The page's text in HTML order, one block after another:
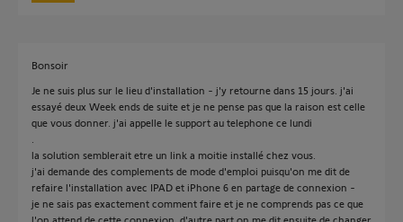
Bonsoir
Je ne suis plus sur le lieu d'installation - j'y retourne dans 15 jours. j'ai
essayé deux Week ends de suite et je ne pense pas que la raison est celle
que vous donner. j'ai appelle le support au telephone ce lundi
la solution semblerait etre un link a moitie installé chez vous.
j'ai demande des complements de mode d'emploi puisqu'on me dit de
refaire l'installation avec IPAD et iPhone 6 en partage de connexion -
je ne sais pas exactement comment faire et je ne comprends pas ce que
l'on attend de cette connexion. d'autre part on me dit ensuite de changer